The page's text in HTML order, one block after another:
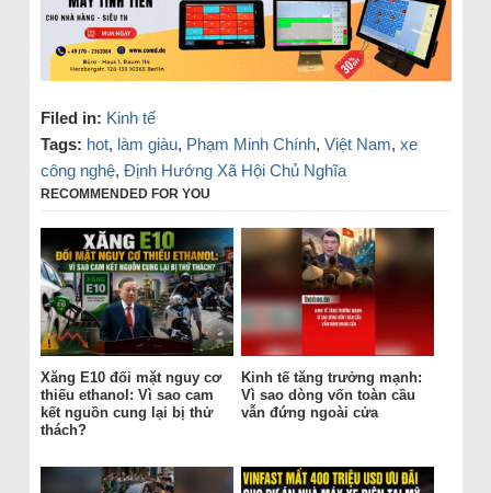
Filed in: Kinh tế
Tags: hot, làm giàu, Phạm Minh Chính, Việt Nam, xe
công nghệ, Định Hướng Xã Hội Chủ Nghĩa
RECOMMENDED FOR YOU
Xăng E10 đối mặt nguy cơ
thiếu ethanol: Vì sao cam
kết nguồn cung lại bị thử
thách?
Kinh tế tăng trưởng mạnh:
Vì sao dòng vốn toàn cầu
vẫn đứng ngoài cửa